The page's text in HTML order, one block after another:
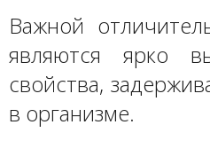
Важной
являются ярко
свойства,
в организме.